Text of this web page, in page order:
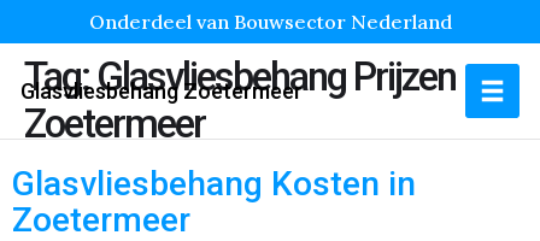
Onderdeel van Bouwsector Nederland
Glasvliesbehang Zoetermeer
Tag:Glasvliesbehang Prijzen
Zoetermeer
Glasvliesbehang Kosten in
Zoetermeer